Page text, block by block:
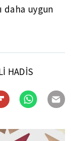
daha uygun
HADİS